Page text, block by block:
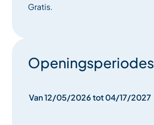
Gratis.
Openingsperiodes
Van 12/05/2026 tot 04/17/2027